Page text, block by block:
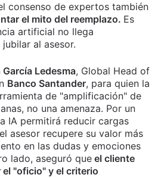
consenso de expertos también
el mito del reemplazo. Es
artificial no llega
al asesor.
García Ledesma, Global Head of
Banco Santander, para quien la
de "amplificación" de
no una amenaza. Por un
IA permitirá reducir cargas
asesor recupere su valor más
en las dudas y emociones
lado, aseguró que el cliente
"oficio" y el criterio